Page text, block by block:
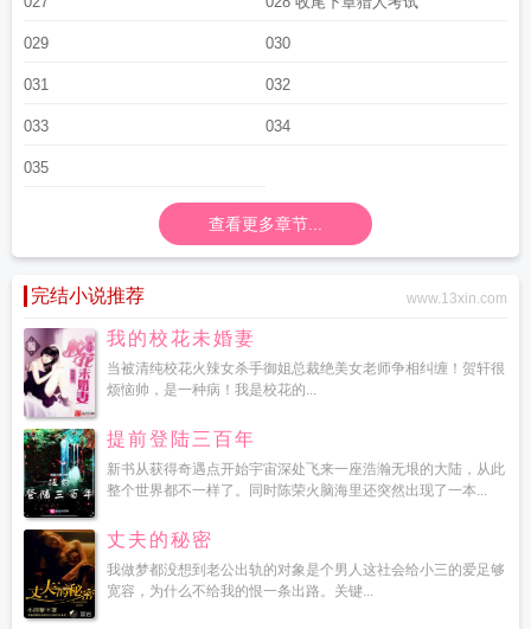
029 030
031 032
033 034
035
查看更多章节...
完结小说推荐 www.13xin.com
我的校花未婚妻
当被清纯校花火辣女杀手御姐总裁绝美女老师争相纠缠！贺轩很
烦恼帅，是一种病！我是校花的...
提前登陆三百年
新书从获得奇遇点开始宇宙深处飞来一座浩瀚无垠的大陆，从此
整个世界都不一样了。同时陈荣火脑海里还突然出现了一本...
丈夫的秘密
我做梦都没想到老公出轨的对象是个男人这社会给小三的爱足够
宽容，为什么不给我的恨一条出路。关键...